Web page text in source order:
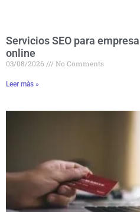
Servicios SEO para
online
03/08/2026 No Comments
Leer màs »